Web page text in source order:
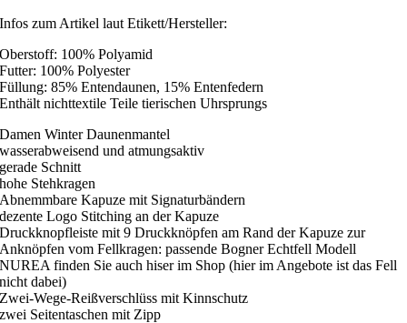
Infos zum Artikel laut Etikett/Hersteller:
Oberstoff: 100% Polyamid
Futter: 100% Polyester
Füllung: 85% Entendaunen, 15% Entenfedern
Enthält nichttextile Teile tierischen Uhrsprungs
Damen Winter Daunenmantel
wasserabweisend und atmungsaktiv
gerade Schnitt
hohe Stehkragen
Abnemmbare Kapuze mit Signaturbändern
dezente Logo Stitching an der Kapuze
Druckknopfleiste mit 9 Druckknöpfen am Rand der Kapuze zur
Anknöpfen vom Fellkragen: passende Bogner Echtfell Modell
NUREA finden Sie auch hiser im Shop (hier im Angebote ist das Fell
nicht dabei)
Zwei-Wege-Reißverschlüss mit Kinnschutz
zwei Seitentaschen mit Zipp